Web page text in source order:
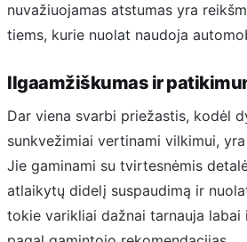
nuvažiuojamas atstumas yra
tiems, kurie nuolat naudoja
Ilgaamžiškumas ir
Dar viena svarbi priežastis, kodėl
sunkvežimiai vertinami vilkimui,
Jie gaminami su tvirtesnėmis
atlaikytų didelį suspaudimą ir
tokie varikliai dažnai tarnauja labai